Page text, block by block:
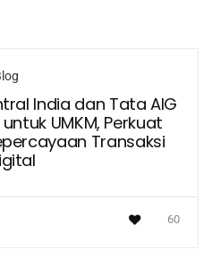
India dan Tata AIG
UMKM, Perkuat
Transaksi
60